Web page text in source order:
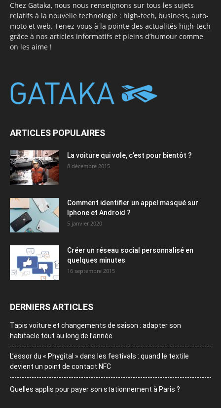
Chez Gataka, nous nous renseignons sur tous les sujets
relatifs à la nouvelle technologie : high-tech, business, auto-
moto et web. Tenez-vous à la pointe des actualités high-tech
grâce à nos articles informatifs et pleins d’humour comme
on les aime !
ARTICLES POPULAIRES
La voiture qui vole, c’est pour bientôt ?
8 décembre 2015
Comment identifier un appel masqué sur
Iphone et Android ?
5 janvier 2020
Créer un réseau social personnalisé en
quelques minutes
16 septembre 2015
DERNIERS ARTICLES
Tapis voiture et changements de saison : adapter son
habitacle tout au long de l’année
L’essor du « Phygital » dans les festivals : quand le textile
devient un point de contact NFC
Quelles applis pour payer son stationnement à Paris ?